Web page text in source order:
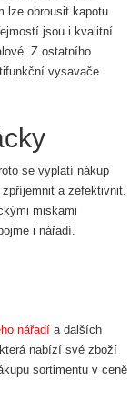
lze obrousit kapotu
jsou i kvalitní
Z ostatního
vysavače
se vyplatí nákup
a zefektivnit.
miskami
i nářadí.
nářadía dalších
nabízí své zboží
sortimentu v ceně